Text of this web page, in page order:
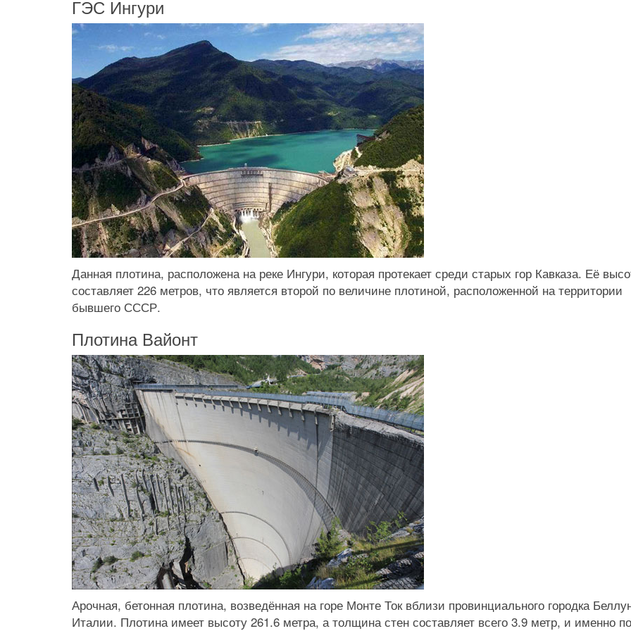
ГЭС Ингури
Данная плотина, расположена на реке Ингури, которая протекает среди старых гор Кавказа. Её
составляет 226 метров, что является второй по величине плотиной, расположенной на территории
бывшего СССР.
Плотина Вайонт
Арочная, бетонная плотина, возведённая на горе Монте Ток вблизи провинциального городка
Италии. Плотина имеет высоту 261.6 метра, а толщина стен составляет всего 3.9 метр, и именно